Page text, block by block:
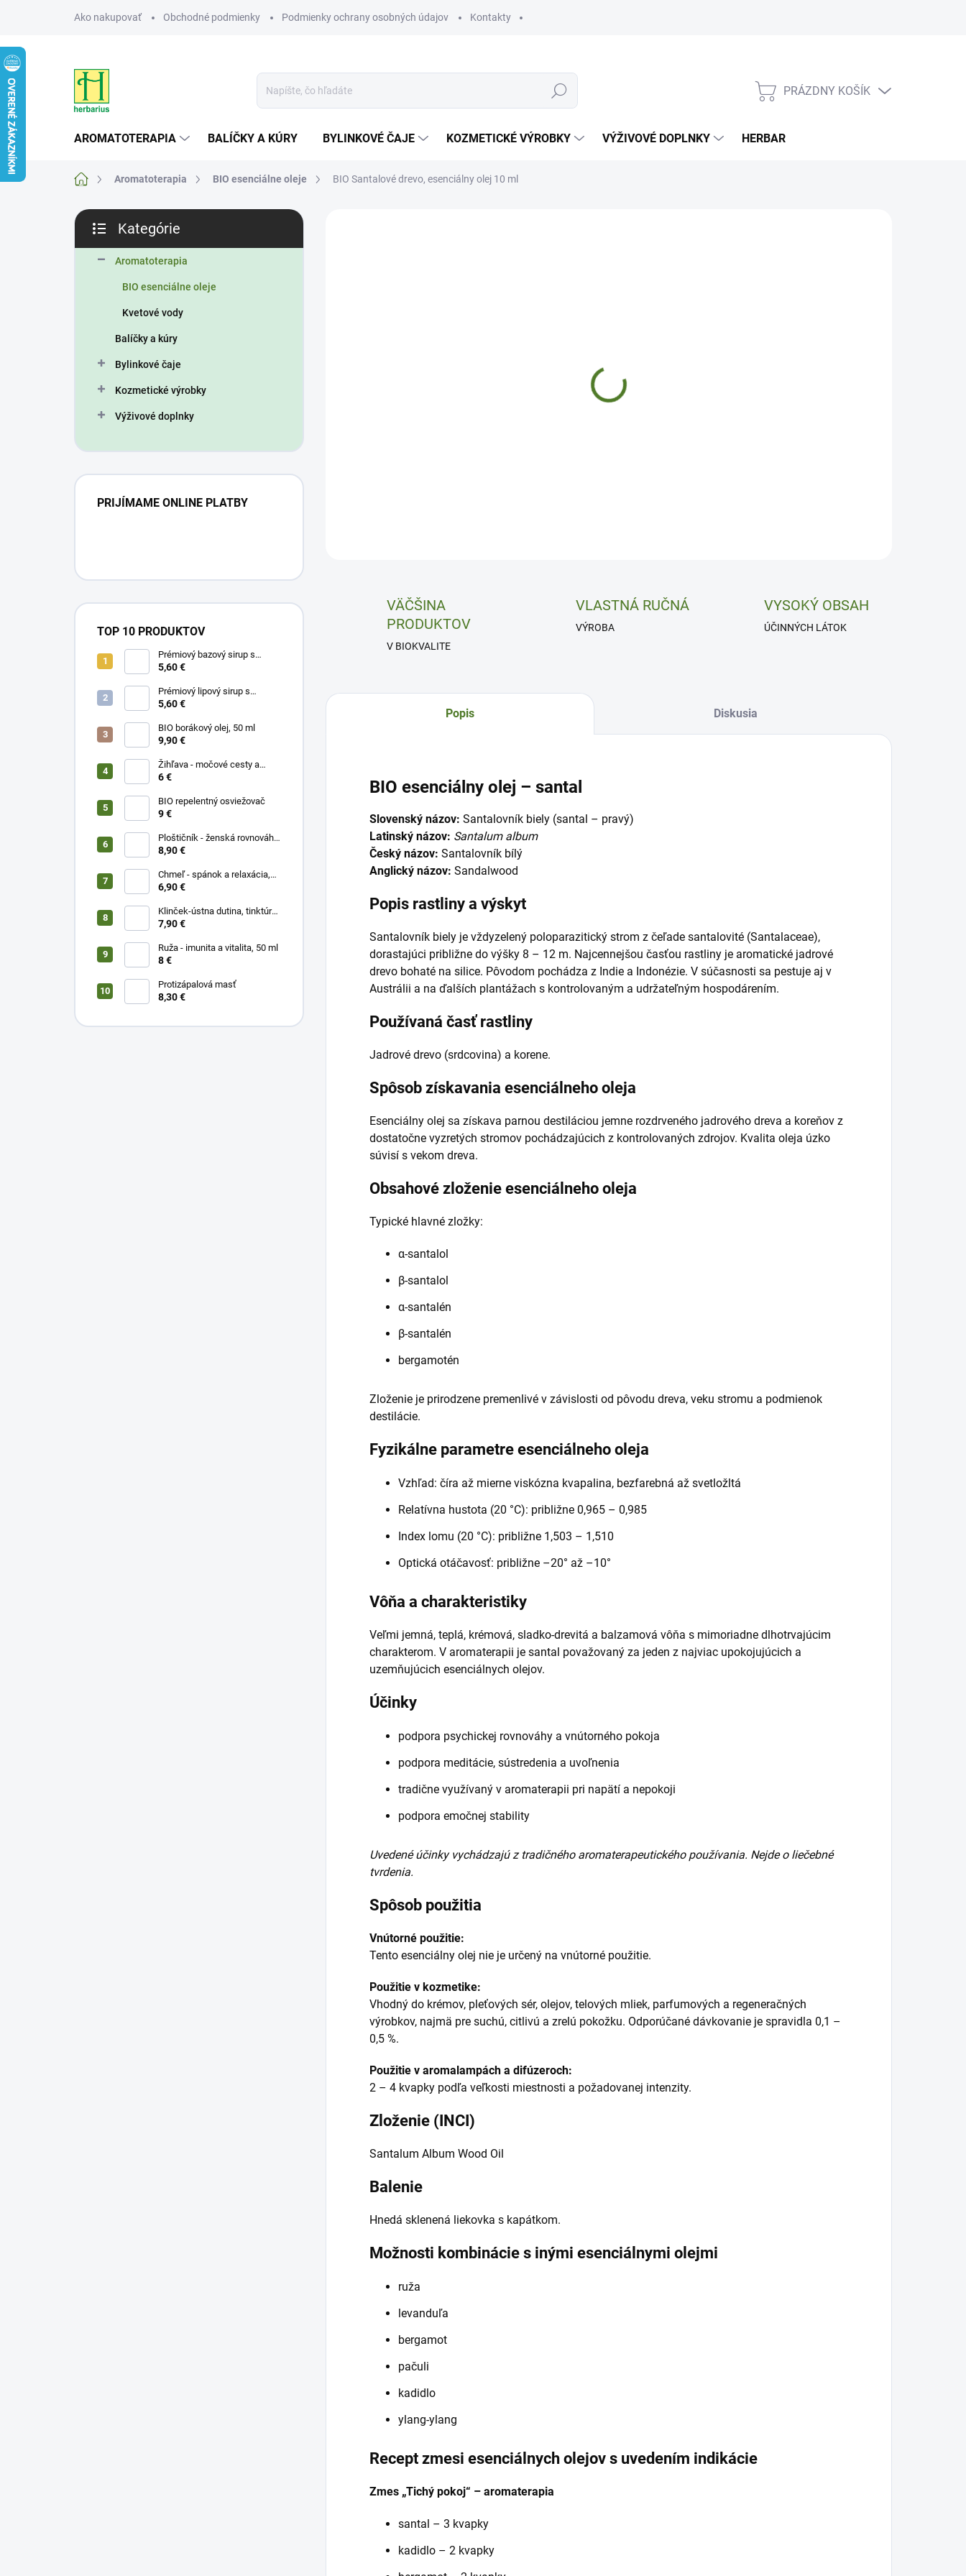
Ako nakupovať Obchodné podmienky Podmienky ochrany osobných údajov Kontakty
Hľadať
NÁKUPNÝ
PRÁZDNY KOŠÍK
AROMATOTERAPIA BALÍČKY A KÚRY BYLINKOVÉ ČAJE KOZMETICKÉ VÝROBKY VÝŽIVOVÉ DOPLNKY HERBAR
DomovAromatoterapia BIO esenciálne oleje BIO Santalové drevo, esenciálny olej 10 ml
B
č
kategórie
Kategórie
Aromatoterapia
BIO esenciálne oleje
Kvetové vody
Balíčky a kúry
Bylinkové čaje
Kozmetické výrobky
Výživové doplnky
PRIJÍMAME ONLINE PLATBY
TOP 10 PRODUKTOV
Prémiový bazový sirup s
limetkou a vitam. C
5,60 €
Prémiový lipový sirup s
citrónom a vitamínom C
5,60 €
BIO borákový olej, 50 ml
9,90 €
Žihľava - močové cesty a
prostata, 50 ml
6 €
BIO repelentný osviežovač
9 €
Ploštičník - ženská rovnováha,
50 ml
8,90 €
Chmeľ - spánok a relaxácia,
50 ml
6,90 €
Klinček-ústna dutina, tinktúra
50 ml
7,90 €
Ruža - imunita a vitalita, 50 ml
8 €
Protizápalová masť
8,30 €
Antidepresívny, afrodiziakálny a stimulačný.
VÄČŠINA
PRODUKTOV
V BIOKVALITE
VLASTNÁ RUČNÁ
VÝROBA
VYSOKÝ OBSAH
ÚČINNÝCH LÁTOK
Popis Diskusia
BIO esenciálny olej – santal
Slovenský názov: Santalovník biely (santal – pravý)
Latinský názov: Santalum album
Český názov: Santalovník bílý
Anglický názov: Sandalwood
Popis rastliny a výskyt
Santalovník biely je vždyzelený poloparazitický strom z čeľade santalovité (Santalaceae),
dorastajúci približne do výšky 8 – 12 m. Najcennejšou časťou rastliny je aromatické jadrové
drevo bohaté na silice. Pôvodom pochádza z Indie a Indonézie. V súčasnosti sa pestuje aj v
Austrálii a na ďalších plantážach s kontrolovaným a udržateľným hospodárením.
Používaná časť rastliny
Jadrové drevo (srdcovina) a korene.
Spôsob získavania esenciálneho oleja
Esenciálny olej sa získava parnou destiláciou jemne rozdrveného jadrového dreva a koreňov z
dostatočne vyzretých stromov pochádzajúcich z kontrolovaných zdrojov. Kvalita oleja úzko
súvisí s vekom dreva.
Obsahové zloženie esenciálneho oleja
Typické hlavné zložky:
α-santalol
β-santalol
α-santalén
β-santalén
bergamotén
Zloženie je prirodzene premenlivé v závislosti od pôvodu dreva, veku stromu a podmienok
destilácie.
Fyzikálne parametre esenciálneho oleja
Vzhľad: číra až mierne viskózna kvapalina, bezfarebná až svetložltá
Relatívna hustota (20 °C): približne 0,965 – 0,985
Index lomu (20 °C): približne 1,503 – 1,510
Optická otáčavosť: približne –20° až –10°
Vôňa a charakteristiky
Veľmi jemná, teplá, krémová, sladko-drevitá a balzamová vôňa s mimoriadne dlhotrvajúcim
charakterom. V aromaterapii je santal považovaný za jeden z najviac upokojujúcich a
uzemňujúcich esenciálnych olejov.
Účinky
podpora psychickej rovnováhy a vnútorného pokoja
podpora meditácie, sústredenia a uvoľnenia
tradične využívaný v aromaterapii pri napätí a nepokoji
podpora emočnej stability
Uvedené účinky vychádzajú z tradičného aromaterapeutického používania. Nejde o liečebné
tvrdenia.
Spôsob použitia
Vnútorné použitie:
Tento esenciálny olej nie je určený na vnútorné použitie.
Použitie v kozmetike:
Vhodný do krémov, pleťových sér, olejov, telových mliek, parfumových a regeneračných
výrobkov, najmä pre suchú, citlivú a zrelú pokožku. Odporúčané dávkovanie je spravidla 0,1 –
0,5 %.
Použitie v aromalampách a difúzeroch:
2 – 4 kvapky podľa veľkosti miestnosti a požadovanej intenzity.
Zloženie (INCI)
Santalum Album Wood Oil
Balenie
Hnedá sklenená liekovka s kapátkom.
Možnosti kombinácie s inými esenciálnymi olejmi
ruža
levanduľa
bergamot
pačuli
kadidlo
ylang-ylang
Recept zmesi esenciálnych olejov s uvedením indikácie
Zmes „Tichý pokoj“ – aromaterapia
santal – 3 kvapky
kadidlo – 2 kvapky